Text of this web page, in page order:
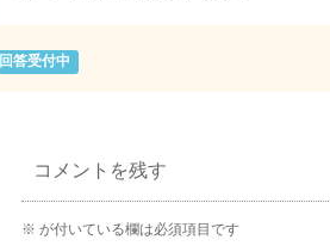
回答受付中
コメントを残す
※ が付いている欄は必須項目です